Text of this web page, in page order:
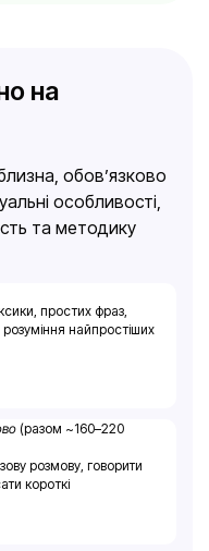
на
обов’язково
особливості,
та методику
простих фраз,
найпростіших
(разом ~160–220
розмову, говорити
короткі